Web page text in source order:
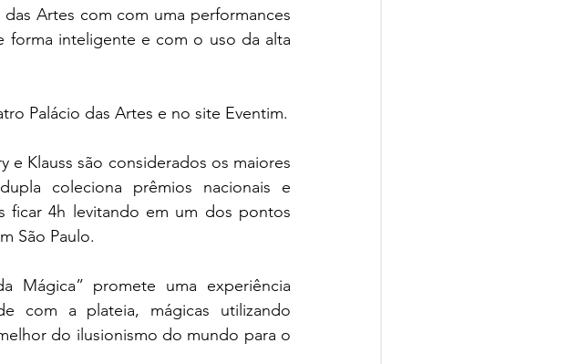
Artes com com uma performances
forma inteligente e com o uso da alta
Palácio das Artes e no site Eventim.
e Klauss são considerados os maiores
coleciona prêmios nacionais e
ficar 4h levitando em um dos pontos
São Paulo.
Mágica” promete uma experiência
com a plateia, mágicas utilizando
do ilusionismo do mundo para o